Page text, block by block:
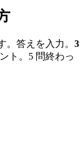
。答えを入力。 3
ト。5 問終わっ